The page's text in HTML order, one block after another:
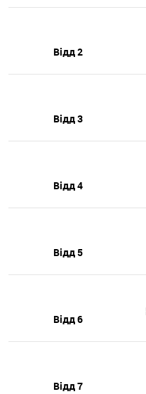
Відд 2
Відд 3
Відд 4
Відд 5
Відд 6
Відд 7